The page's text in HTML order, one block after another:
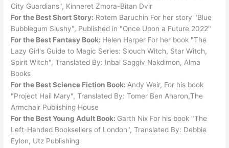
City Guardians", Kinneret Zmora-Bitan Dvir
For the Best Short Story: Rotem Baruchin For her story "Blue
Bubblegum Slushy", Published in "Once Upon a Future 2022"
For the Best Fantasy Book: Helen Harper For her book "The
Lazy Girl's Guide to Magic Series: Slouch Witch, Star Witch,
Spirit Witch", Translated By: Inbal Saggiv Nakdimon, Alma
Books
For the Best Science Fiction Book:Andy Weir, For his book
"Project Hail Mary", Translated By: Tomer Ben Aharon,The
Armchair Publishing House
For the Best Young Adult Book: Garth Nix For his book "The
Left-Handed Booksellers of London", Translated By: Debbie
Eylon, Utz Publishing